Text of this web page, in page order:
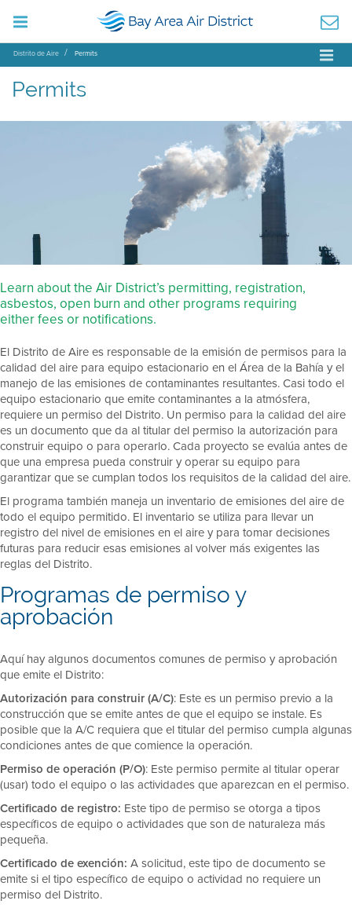
Distrito de Aire Permits
Permits
Learn about the Air District’s permitting, registration,
asbestos, open burn and other programs requiring
either fees or notifications.
El Distrito de Aire es responsable de la emisión de permisos para la
calidad del aire para equipo estacionario en el Área de la Bahía y el
manejo de las emisiones de contaminantes resultantes. Casi todo el
equipo estacionario que emite contaminantes a la atmósfera,
requiere un permiso del Distrito. Un permiso para la calidad del aire
es un documento que da al titular del permiso la autorización para
construir equipo o para operarlo. Cada proyecto se evalúa antes de
que una empresa pueda construir y operar su equipo para
garantizar que se cumplan todos los requisitos de la calidad del aire.
El programa también maneja un inventario de emisiones del aire de
todo el equipo permitido. El inventario se utiliza para llevar un
registro del nivel de emisiones en el aire y para tomar decisiones
futuras para reducir esas emisiones al volver más exigentes las
reglas del Distrito.
Programas de permiso y
aprobación
Aquí hay algunos documentos comunes de permiso y aprobación
que emite el Distrito:
Autorización para construir (A/C): Este es un permiso previo a la
construcción que se emite antes de que el equipo se instale. Es
posible que la A/C requiera que el titular del permiso cumpla algunas
condiciones antes de que comience la operación.
Permiso de operación (P/O): Este permiso permite al titular operar
(usar) todo el equipo o las actividades que aparezcan en el permiso.
Certificado de registro: Este tipo de permiso se otorga a tipos
específicos de equipo o actividades que son de naturaleza más
pequeña.
Certificado de exención: A solicitud, este tipo de documento se
emite si el tipo específico de equipo o actividad no requiere un
permiso del Distrito.